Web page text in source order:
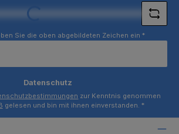
Loading...
Sie die oben abgebildeten Zeichen ein *
Datenschutz
zur Kenntnis genommen
gelesen und bin mit ihnen einverstanden. *